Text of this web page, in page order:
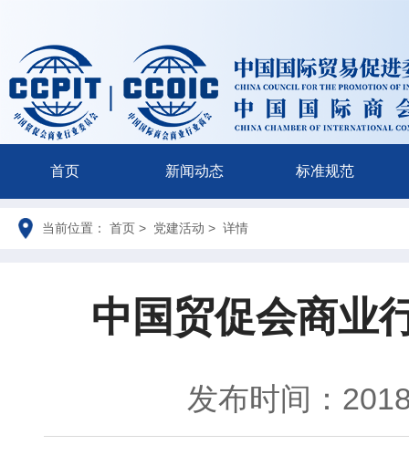
首页 新闻动态 标准规范
当前位置： 首页 > 党建活动 > 详情
中国贸促会商业
发布时间：